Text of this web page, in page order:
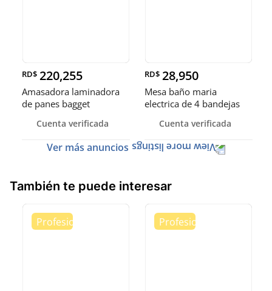
RD$ 220,255
Amasadora laminadora
de panes bagget
Cuenta verificada
RD$ 28,950
Mesa baño maria
electrica de 4 bandejas
Cuenta verificada
Ver más anuncios
También te puede interesar